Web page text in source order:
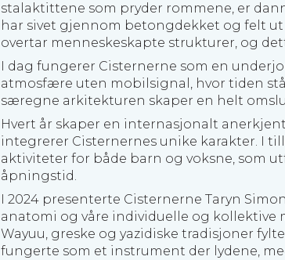
stalaktittene som pryder rommene, er
har sivet gjennom betongdekket og felt
overtar menneskeskapte strukturer, og
I dag fungerer Cisternerne som en
atmosfære uten mobilsignal, hvor tiden
særegne arkitekturen skaper en helt
Hvert år skaper en internasjonalt
integrerer Cisternernes unike karakter. I
aktiviteter for både barn og voksne, som
åpningstid.
I 2024 presenterte Cisternerne Taryn
anatomi og våre individuelle og kollektive
Wayuu, greske og yazidiske tradisjoner
fungerte som et instrument der lydene,